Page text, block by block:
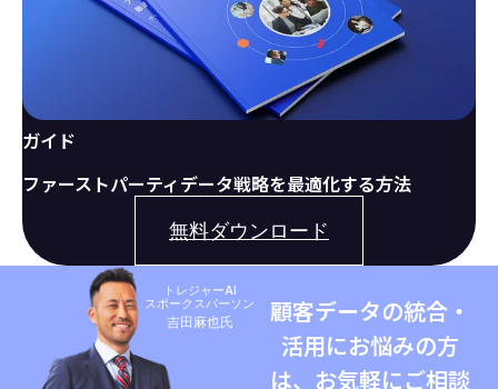
ガイド
ファーストパーティデータ戦略を最適化する方法
無料ダウンロード
トレジャーAI
スポークスパーソン
吉田麻也氏
顧客データの統合・
活用にお悩みの方
は、お気軽にご相談